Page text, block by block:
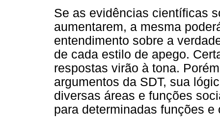
Se as evidências científicas
aumentarem, a mesma
entendimento sobre a
de cada estilo de apego.
respostas virão à tona.
argumentos da SDT, sua
diversas áreas e funções
para determinadas funções